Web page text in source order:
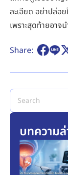
ละเอียด อย่าปล่อย
เพราะสุดท้ายอาจ
Share:
บทความ